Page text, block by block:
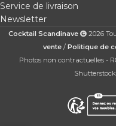
Service de livraison
Newsletter
Cocktail Scandinave 2026
vente/ Politique de
Photos non contractuelles -